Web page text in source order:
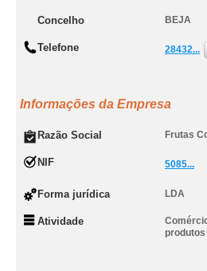
Concelho BEJA
Telefone 28432...
Informações da Empresa
Razão Social Frutas
NIF 5085...
Forma jurídica LDA
Atividade